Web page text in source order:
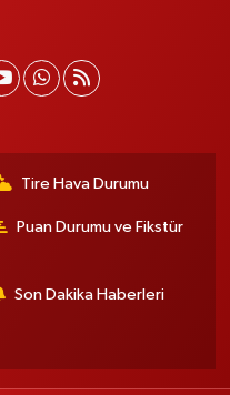
Tire Hava Durumu
Puan Durumu ve Fikstür
Son Dakika Haberleri